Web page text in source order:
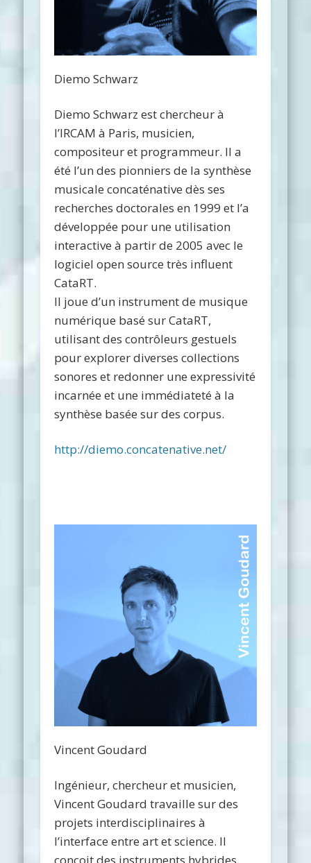
Diemo Schwarz
Diemo Schwarz est chercheur à
l’IRCAM à Paris, musicien,
compositeur et programmeur. Il a
été l’un des pionniers de la synthèse
musicale concaténative dès ses
recherches doctorales en 1999 et l’a
développée pour une utilisation
interactive à partir de 2005 avec le
logiciel open source très influent
CataRT.
Il joue d’un instrument de musique
numérique basé sur CataRT,
utilisant des contrôleurs gestuels
pour explorer diverses collections
sonores et redonner une expressivité
incarnée et une immédiateté à la
synthèse basée sur des corpus.
http://diemo.concatenative.net/
Vincent Goudard
Ingénieur, chercheur et musicien,
Vincent Goudard travaille sur des
projets interdisciplinaires à
l’interface entre art et science. Il